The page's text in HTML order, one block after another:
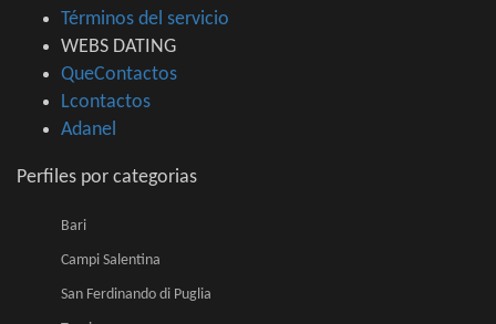
Términos del servicio
WEBS DATING
QueContactos
Lcontactos
Adanel
Perfiles por categorias
Bari
Campi Salentina
San Ferdinando di Puglia